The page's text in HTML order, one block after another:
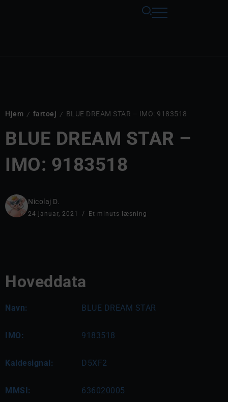
Hjem / fartoej / BLUE DREAM STAR – IMO: 9183518
BLUE DREAM STAR –
IMO: 9183518
Nicolaj D.
24 januar, 2021 Et minuts læsning
Hoveddata
Navn: BLUE DREAM STAR
IMO: 9183518
Kaldesignal: D5XF2
MMSI: 636020005